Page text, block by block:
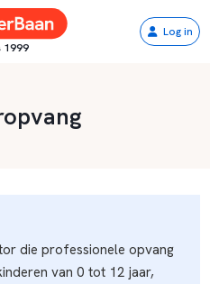
1999
Log in
die professionele opvang
van 0 tot 12 jaar,